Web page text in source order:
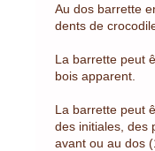
Au dos barrette
dents de
La barrette peut
bois apparent.
La barrette peut
des initiales, des
avant ou au dos